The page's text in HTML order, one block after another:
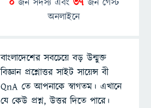
অনলাইনে
বাংলাদেশের সবচেয়ে বড় উন্মুক্ত
বিজ্ঞান প্রশ্নোত্তর সাইট সায়েন্স বী
QnA তে আপনাকে স্বাগতম। এখানে
যে কেউ প্রশ্ন, উত্তর দিতে পারে।